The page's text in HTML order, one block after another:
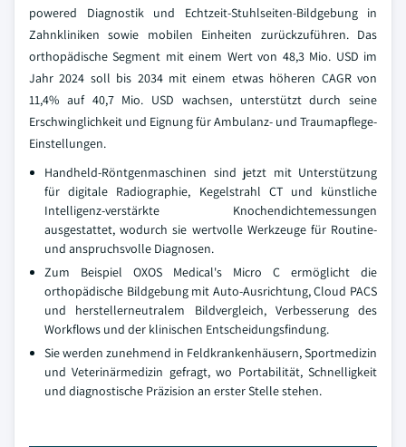
powered Diagnostik und Echtzeit-Stuhlseiten-Bildgebung in
Zahnkliniken sowie mobilen Einheiten zurückzuführen. Das
orthopädische Segment mit einem Wert von 48,3 Mio. USD im
Jahr 2024 soll bis 2034 mit einem etwas höheren CAGR von
11,4% auf 40,7 Mio. USD wachsen, unterstützt durch seine
Erschwinglichkeit und Eignung für Ambulanz- und Traumapflege-
Einstellungen.
Handheld-Röntgenmaschinen sind jetzt mit Unterstützung
für digitale Radiographie, Kegelstrahl CT und künstliche
Intelligenz-verstärkte Knochendichtemessungen
ausgestattet, wodurch sie wertvolle Werkzeuge für Routine-
und anspruchsvolle Diagnosen.
Zum Beispiel OXOS Medical's Micro C ermöglicht die
orthopädische Bildgebung mit Auto-Ausrichtung, Cloud PACS
und herstellerneutralem Bildvergleich, Verbesserung des
Workflows und der klinischen Entscheidungsfindung.
Sie werden zunehmend in Feldkrankenhäusern, Sportmedizin
und Veterinärmedizin gefragt, wo Portabilität, Schnelligkeit
und diagnostische Präzision an erster Stelle stehen.